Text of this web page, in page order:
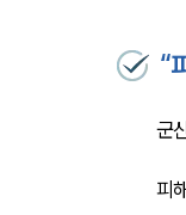
“
군
피